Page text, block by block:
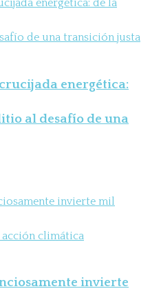
energética:
al desafío de una
invierte